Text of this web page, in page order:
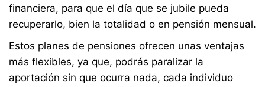
financiera, para que el día que se jubile pueda
recuperarlo, bien la totalidad o en pensión mensual.
Estos planes de pensiones ofrecen unas ventajas
más flexibles, ya que, podrás paralizar la
aportación sin que ocurra nada, cada individuo